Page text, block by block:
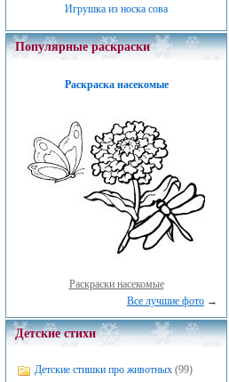
Игрушка из носка сова
Популярные раскраски
Раскраска насекомые
Раскраски насекомые
Все лучшие фото →
Детские стихи
Детские стишки про животных (99)